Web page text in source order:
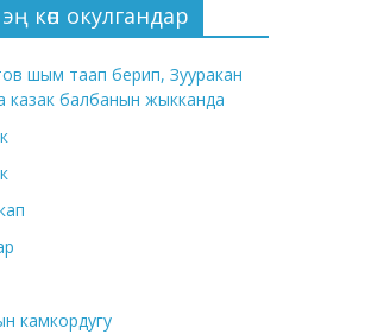
көп окулгандар
шым таап берип, Зууракан
казак балбанын жыкканда
камкордугу